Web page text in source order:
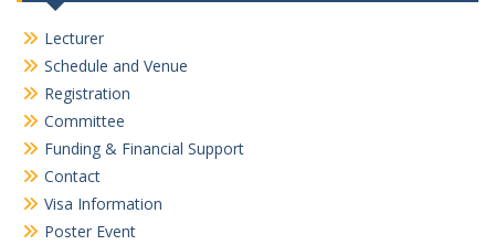
Lecturer
Schedule and Venue
Registration
Committee
Funding & Financial Support
Contact
Visa Information
Poster Event